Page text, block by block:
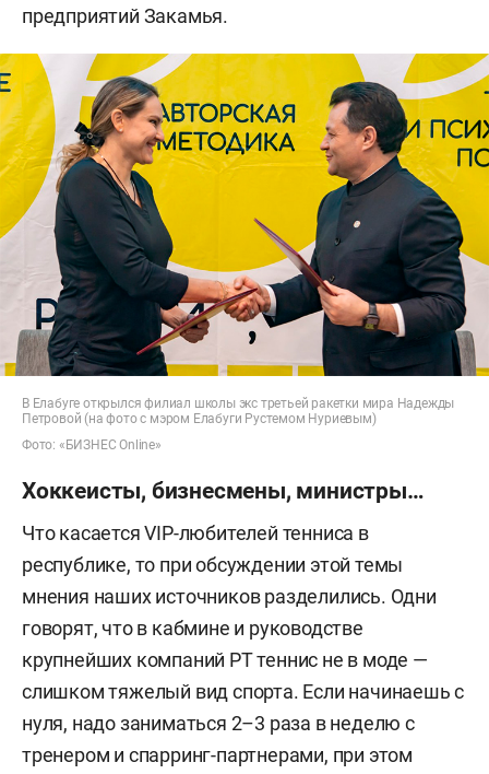
предприятий Закамья.
В Елабуге открылся филиал школы экс третьей ракетки мира Надежды
Петровой (на фото с мэром Елабуги Рустемом Нуриевым)
Фото: «БИЗНЕС Online»
Хоккеисты, бизнесмены, министры…
Что касается VIP-любителей тенниса в
республике, то при обсуждении этой темы
мнения наших источников разделились. Одни
говорят, что в кабмине и руководстве
крупнейших компаний РТ теннис не в моде —
слишком тяжелый вид спорта. Если начинаешь с
нуля, надо заниматься 2–3 раза в неделю с
тренером и спарринг-партнерами, при этом